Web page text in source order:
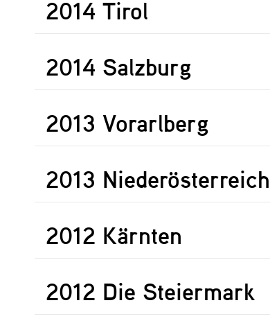
2014 Tirol
2014 Salzburg
2013 Vorarlberg
2013 Niederösterreich
2012 Kärnten
2012 Die Steiermark